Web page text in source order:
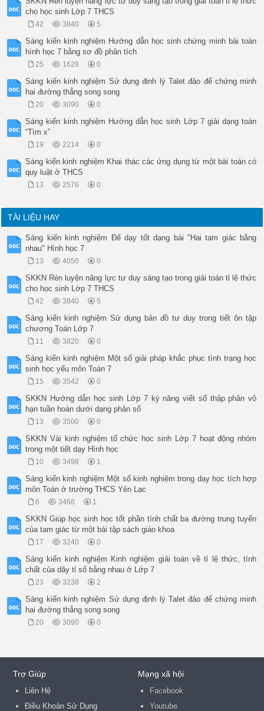
cho học sinh Lớp 7 THCS
42 3840 5
Sáng kiến kinh nghiệm Hướng dẫn học sinh chứng minh bài toán
hình học 7 bằng sơ đồ phân tích
25 1628 0
Sáng kiến kinh nghiệm Sử dụng định lý Talet đảo để chứng minh
hai đường thẳng song song
20 3090 0
Sáng kiến kinh nghiệm Hướng dẫn học sinh Lớp 7 giải dạng toán
“Tìm x”
19 2214 0
Sáng kiến kinh nghiệm Khai thác các ứng dụng từ một bài toán có
quy luật ở THCS
13 2576 0
TÀI LIỆU HAY
Sáng kiến kinh nghiệm Để dạy tốt dạng bài "Hai tam giác bằng
nhau" Hình học 7
13 4050 0
SKKN Rèn luyện năng lực tư duy sáng tạo trong giải toán tỉ lệ thức
cho học sinh Lớp 7 THCS
42 3840 5
Sáng kiến kinh nghiệm Sử dụng bản đồ tư duy trong tiết ôn tập
chương Toán Lớp 7
11 3820 0
Sáng kiến kinh nghiệm Một số giải pháp khắc phục tình trạng học
sinh học yếu môn Toán 7
15 3542 0
SKKN Hướng dẫn học sinh Lớp 7 ký năng viết số thập phân vô
hạn tuần hoàn dưới dạng phân số
13 3500 0
SKKN Vài kinh nghiệm tổ chức học sinh Lớp 7 hoạt động nhóm
trong một tiết dạy Hình học
10 3498 1
Sáng kiến kinh nghiệm Một số kinh nghiệm trong dạy học tích hợp
môn Toán ở trường THCS Yên Lạc
6 3466 1
SKKN Giúp học sinh học tốt phần tính chất ba đường trung tuyến
của tam giác từ một bài tập sách giáo khoa
17 3240 0
Sáng kiến kinh nghiệm Kinh nghiệm giải toán về tỉ lệ thức, tính
chất của dãy tỉ số bằng nhau ở Lớp 7
23 3238 2
Sáng kiến kinh nghiệm Sử dụng định lý Talet đảo để chứng minh
hai đường thẳng song song
20 3090 0
Trợ Giúp
Liên Hệ
Điều Khoản Sử Dụng
Mạng xã hội
Facebook
Youtube